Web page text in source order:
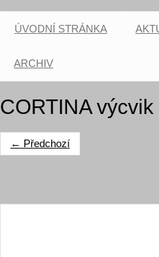
ÚVODNÍ STRÁNKA
ARCHIV
CORTINA výcvik
← Předchozí